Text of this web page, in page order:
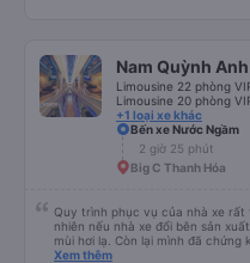
Nam Quỳnh Anh
Limousine 22 phòng
Limousine 20 phòng
+1 loại xe khác
Bến xe Nước Ngầm
2 giờ 25 phút
Big C Thanh Hóa
Quy trình phục vụ của nhà xe
nhiên nếu nhà xe đổi bên sản
mùi hơi lạ. Còn lại mình đã
tháng vừa rồi: tài xế và phụ xe
Xem thêm